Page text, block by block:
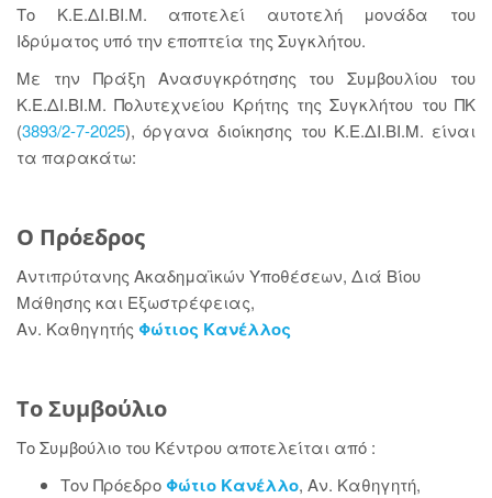
Το Κ.Ε.ΔΙ.ΒΙ.Μ. αποτελεί αυτοτελή μονάδα του
Ιδρύματος υπό την εποπτεία της Συγκλήτου.
Με την Πράξη Ανασυγκρότησης του Συμβουλίου του
Κ.Ε.ΔΙ.ΒΙ.Μ. Πολυτεχνείου Κρήτης της Συγκλήτου του ΠΚ
(3893/2-7-2025), όργανα διοίκησης του Κ.Ε.ΔΙ.ΒΙ.Μ. είναι
τα παρακάτω:
Ο Πρόεδρος
Αντιπρύτανης Ακαδημαϊκών Υποθέσεων, Διά Βίου
Μάθησης και Εξωστρέφειας,
Αν. Καθηγητής Φώτιος Κανέλλος
Το Συμβούλιο
Το Συμβούλιο του Κέντρου αποτελείται από :
Τον Πρόεδρο Φώτιο Κανέλλο, Αν. Καθηγητή,